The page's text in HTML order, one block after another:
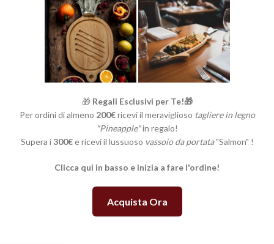
🎁 Regali Esclusivi per Te!🎁
Per ordini di almeno 200€ricevi il meraviglioso tagliere in legno
"Pineapple"in regalo!
Supera i300€e ricevi il lussuoso vassoio da portata"Salmon" !
Clicca qui in basso e inizia a fare l'ordine!
Acquista Ora